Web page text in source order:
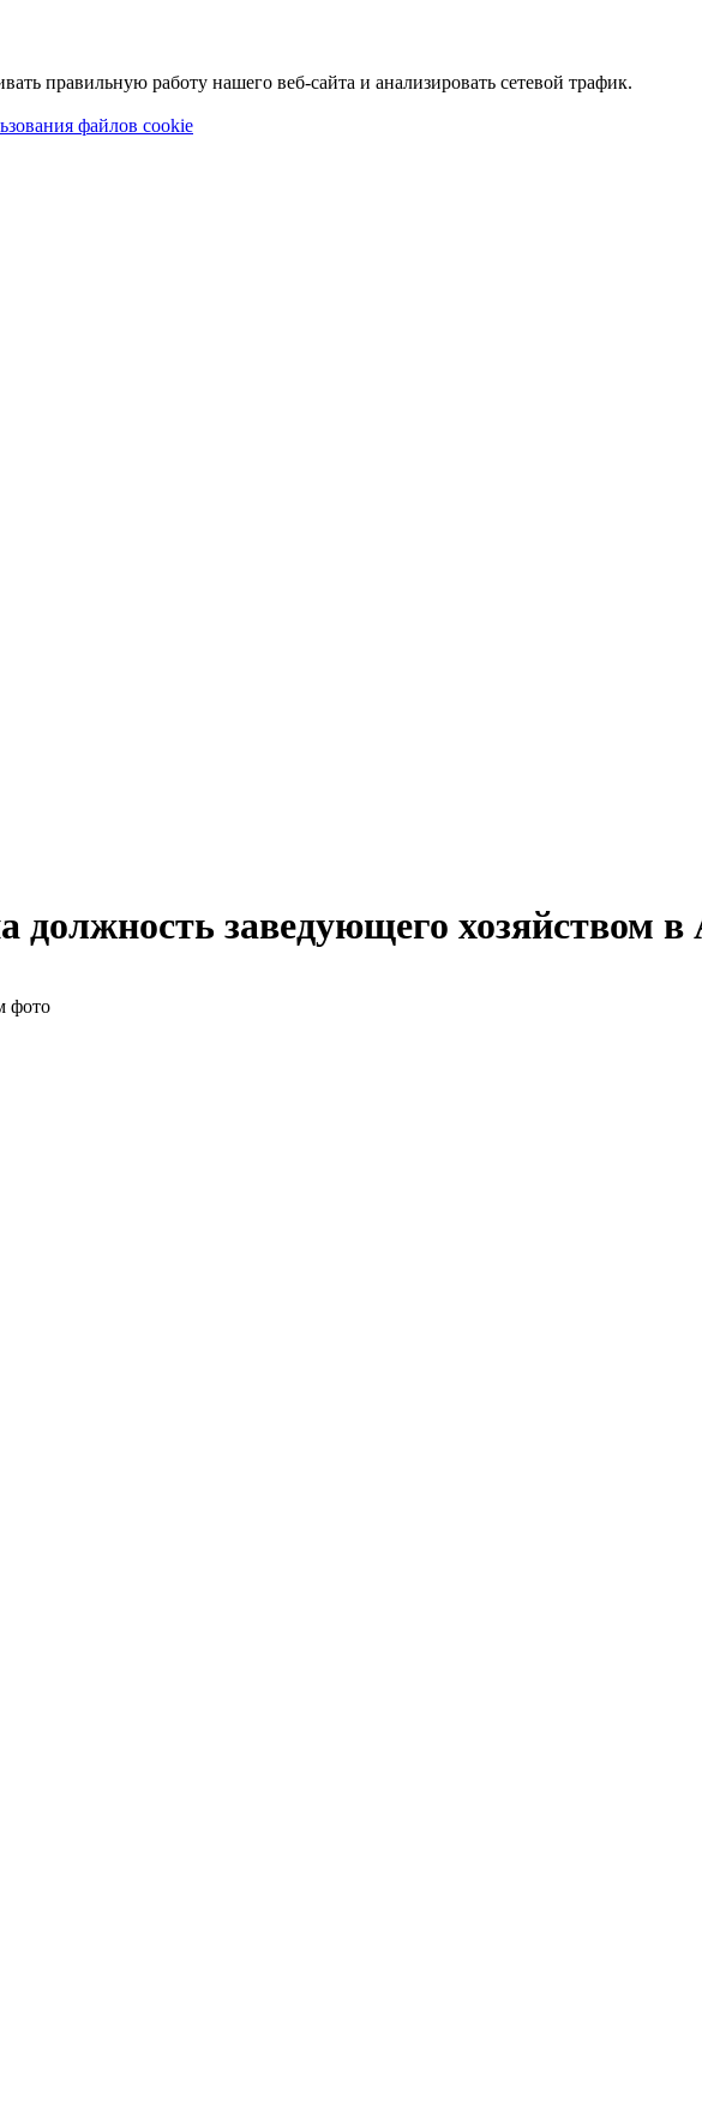
правильную работу нашего веб-сайта и анализировать сетевой трафик.
файлов cookie
должность заведующего хозяйством
фото